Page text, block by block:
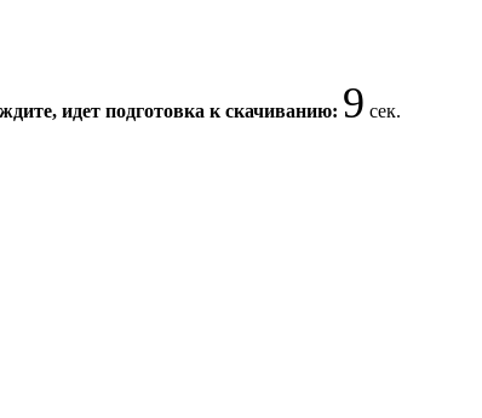
идет подготовка к скачиванию: 8 сек.